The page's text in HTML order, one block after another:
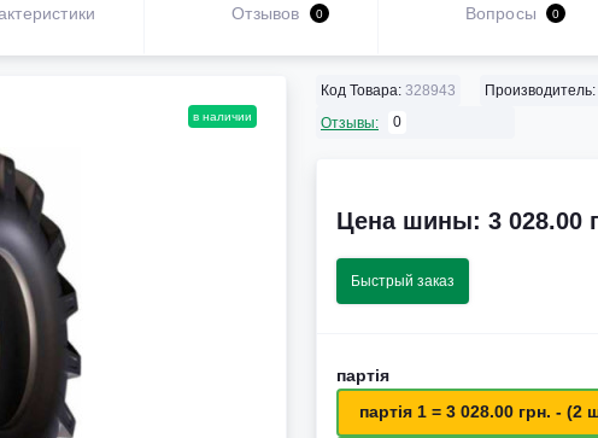
Отзывов 0 Вопросы 0
в наличии
Код Товара: 328943 Производитель:
Отзывы:
0
Цена шины: 3 028.00
Быстрый заказ
партія
партія 1 = 3 028.00 грн. - (2